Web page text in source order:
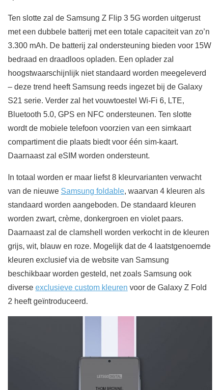
Ten slotte zal de Samsung Z Flip 3 5G worden uitgerust
met een dubbele batterij met een totale capaciteit van zo’n
3.300 mAh. De batterij zal ondersteuning bieden voor 15W
bedraad en draadloos opladen. Een oplader zal
hoogstwaarschijnlijk niet standaard worden meegeleverd
– deze trend heeft Samsung reeds ingezet bij de Galaxy
S21 serie. Verder zal het vouwtoestel Wi-Fi 6, LTE,
Bluetooth 5.0, GPS en NFC ondersteunen. Ten slotte
wordt de mobiele telefoon voorzien van een simkaart
compartiment die plaats biedt voor één sim-kaart.
Daarnaast zal eSIM worden ondersteunt.
In totaal worden er maar liefst 8 kleurvarianten verwacht
van de nieuwe Samsung foldable, waarvan 4 kleuren als
standaard worden aangeboden. De standaard kleuren
worden zwart, crème, donkergroen en violet paars.
Daarnaast zal de clamshell worden verkocht in de kleuren
grijs, wit, blauw en roze. Mogelijk dat de 4 laatstgenoemde
kleuren exclusief via de website van Samsung
beschikbaar worden gesteld, net zoals Samsung ook
diverse exclusieve custom kleuren voor de Galaxy Z Fold
2 heeft geïntroduceerd.